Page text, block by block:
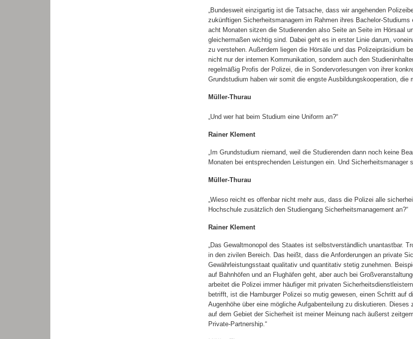
„Bundesweit einzigartig ist die Tatsache, dass wir angehenden
zukünftigen Sicherheitsmanagern im Rahmen ihres Bachelor-
acht Monaten sitzen die Studierenden also Seite an Seite im Hörsaal
gleichermaßen wichtig sind. Dabei geht es in erster Linie darum,
zu verstehen. Außerdem liegen die Hörsäle und das Polizeipräsidium
nicht nur der internen Kommunikation, sondern auch den
regelmäßig Profis der Polizei, die in Sondervorlesungen von ihrer
Grundstudium haben wir somit die engste Ausbildungskooperation, die
Müller-Thurau
„Und wer hat beim Studium eine Uniform an?“
Rainer Klement
„Im Grundstudium niemand, weil die Studierenden dann noch keine
Monaten bei entsprechenden Leistungen ein. Und
Müller-Thurau
„Wieso reicht es offenbar nicht mehr aus, dass die Polizei alle
Hochschule zusätzlich den Studiengang Sicherheitsmanagement an?“
Rainer Klement
„Das Gewaltmonopol des Staates ist selbstverständlich unantastbar.
in den zivilen Bereich. Das heißt, dass die Anforderungen an private
Gewährleistungsstaat qualitativ und quantitativ stetig zunehmen.
auf Bahnhöfen und an Flughäfen geht, aber auch bei
arbeitet die Polizei immer häufiger mit privaten
betrifft, ist die Hamburger Polizei so mutig gewesen, einen Schritt auf
Augenhöhe über eine mögliche Aufgabenteilung zu diskutieren.
auf dem Gebiet der Sicherheit ist meiner Meinung nach äußerst
Private-Partnership.“